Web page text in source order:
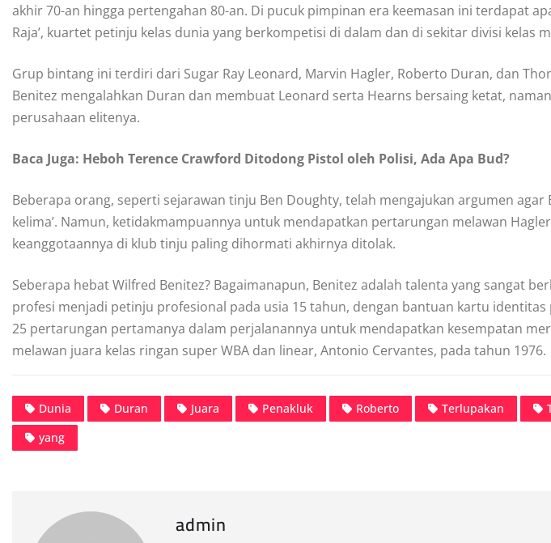
akhir 70-an hingga pertengahan 80-an. Di pucuk pimpinan era keemasan ini terdapat
Raja’, kuartet petinju kelas dunia yang berkompetisi di dalam dan di sekitar divisi kelas
Grup bintang ini terdiri dari Sugar Ray Leonard, Marvin Hagler, Roberto Duran, dan
Benitez mengalahkan Duran dan membuat Leonard serta Hearns bersaing ketat,
perusahaan elitenya.
Baca Juga: Heboh Terence Crawford Ditodong Pistol oleh Polisi, Ada Apa Bud?
Beberapa orang, seperti sejarawan tinju Ben Doughty, telah mengajukan argumen agar
kelima’. Namun, ketidakmampuannya untuk mendapatkan pertarungan melawan
keanggotaannya di klub tinju paling dihormati akhirnya ditolak.
Seberapa hebat Wilfred Benitez? Bagaimanapun, Benitez adalah talenta yang sangat
profesi menjadi petinju profesional pada usia 15 tahun, dengan bantuan kartu identitas
25 pertarungan pertamanya dalam perjalanannya untuk mendapatkan kesempatan
melawan juara kelas ringan super WBA dan linear, Antonio Cervantes, pada tahun 1976.
Dunia Duran Juara Penakluk Roberto Terlupakan
yang
admin